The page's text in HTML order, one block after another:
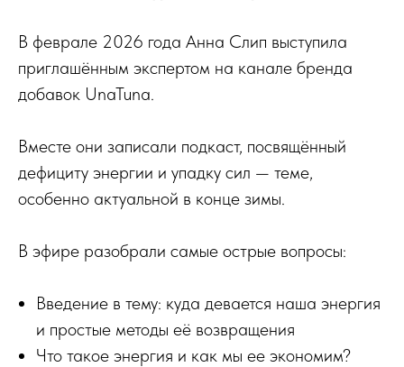
В феврале 2026 года Анна Слип выступила
приглашённым экспертом на канале бренда
добавок UnaTuna.
Вместе они записали подкаст, посвящённый
дефициту энергии и упадку сил — теме,
особенно актуальной в конце зимы.
В эфире разобрали самые острые вопросы:
Введение в тему: куда девается наша энергия
и простые методы её возвращения
Что такое энергия и как мы ее экономим?